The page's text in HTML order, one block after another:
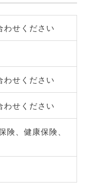
わせください
わせください
わせください
険、健康保険、